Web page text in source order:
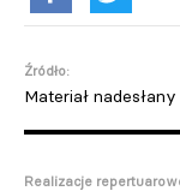
Źródło:
Materiał nadesłany
Realizacje